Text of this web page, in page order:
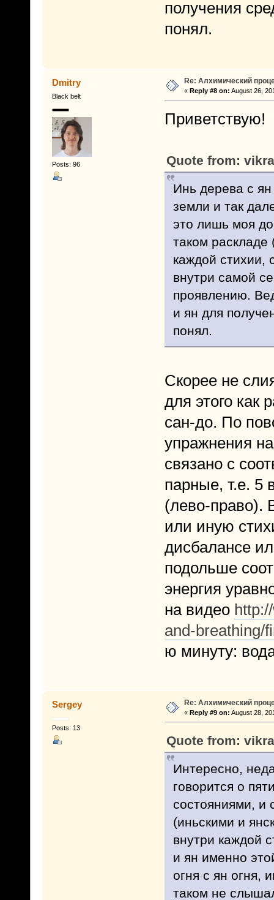
получения
понял.
Dmitry
Black belt
Posts: 96
Re: Алхимический
« Reply #8 on: August 26,
Приветствую!
Quote from:
Инь дерева с
земли и так
это лишь моя
таком раскладе
каждой стихии,
внутри самой
проявлению.
и ян для
понял.
Скорее не
для этого как
сан-до. По
упражнения
связано с
парные, т.е. 5
(лево-право).
или иную
дисбалансе
подольше
энергия
на видео
and-breathing/
ю минуту:
Sergey
Posts: 13
Re: Алхимический
« Reply #9 on: August 28,
Quote from:
Интересно,
говорится о
состояниями, и
(иньскими и
внутри каждой
и ян именно
огня с ян огня,
таком не